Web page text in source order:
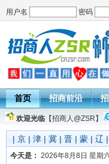
用户名 密码
首页 招商前沿
欢迎光临 【招商人@ZSR】
| 京 | 津 | 冀 | 晋 | 蒙 | 辽 |
今天是： 2026年8月8日 星期